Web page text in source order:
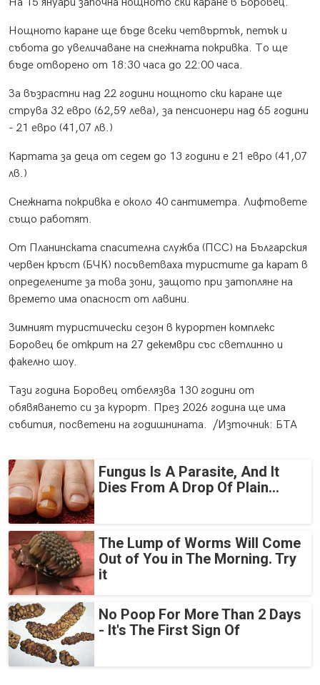
Нощното каране ще бъде всеки четвъртък, петък и
събота до увеличаване на снежната покривка. То ще
бъде отворено от 18:30 часа до 22:00 часа.
За възрастни над 22 години нощното ски каране ще
струва 32 евро (62,59 лева), за пенсионери над 65 години
- 21 евро (41,07 лв.)
Картата за деца от седем до 13 години е 21 евро (41,07
лв.)
Снежната покривка е около 40 сантиметра. Лифтовете
също работят.
От Планинската спасителна служба (ПСС) на Българския
червен кръст (БЧК) посъветваха туристите да карат в
определените за това зони, защото при затопляне на
времето има опасност от лавини.
Зимният туристически сезон в курортен комплекс
Боровец бе открит на 27 декември със светлинно и
факелно шоу.
Тази година Боровец отбелязва 130 години от
обявяването си за курорт. През 2026 година ще има
събития, посветени на годишнината. /Източник: БТА
Fungus Is A Parasite, And It
Dies From A Drop Of Plain...
The Lump of Worms Will Come
Out of You in The Morning. Try
it
No Poop For More Than 2 Days
- It's The First Sign Of